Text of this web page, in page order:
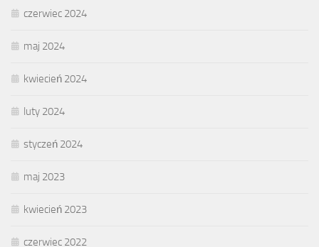
czerwiec 2024
maj 2024
kwiecień 2024
luty 2024
styczeń 2024
maj 2023
kwiecień 2023
czerwiec 2022